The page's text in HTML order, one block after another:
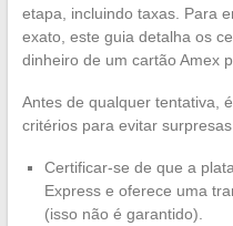
etapa, incluindo taxas. Para
exato, este guia detalha os
dinheiro de um cartão Amex
Antes de qualquer tentativa,
critérios para evitar
Certificar-se de que a
Express e oferece uma
(isso não é garantido).